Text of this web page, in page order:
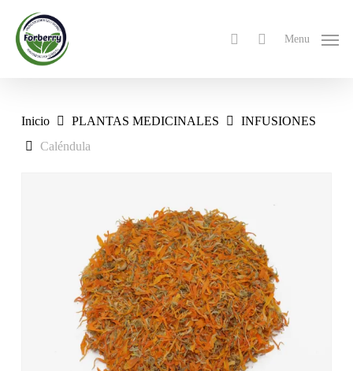
main
search Menu
Inicio PLANTAS MEDICINALES
INFUSIONES
Caléndula